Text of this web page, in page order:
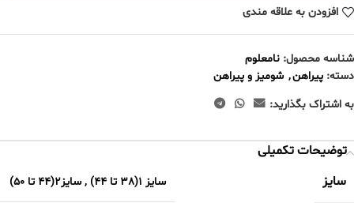
افزودن به علاقه مندی
شناسه محصول: نامعلوم
دسته: پیراهن, شومیز و پیراهن
به اشتراک بگذارید:
توضیحات تکمیلی
سایز
سایز 1(38 تا 44) ,سایز2(44 تا 50)